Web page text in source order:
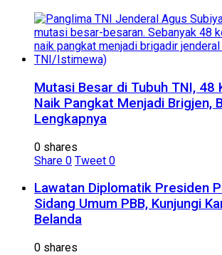
Mutasi Besar di Tubuh TNI, 48
Naik Pangkat Menjadi Brigjen,
Lengkapnya
0 shares
Share 0 Tweet 0
Lawatan Diplomatik Presiden
Sidang Umum PBB, Kunjungi
Belanda
0 shares